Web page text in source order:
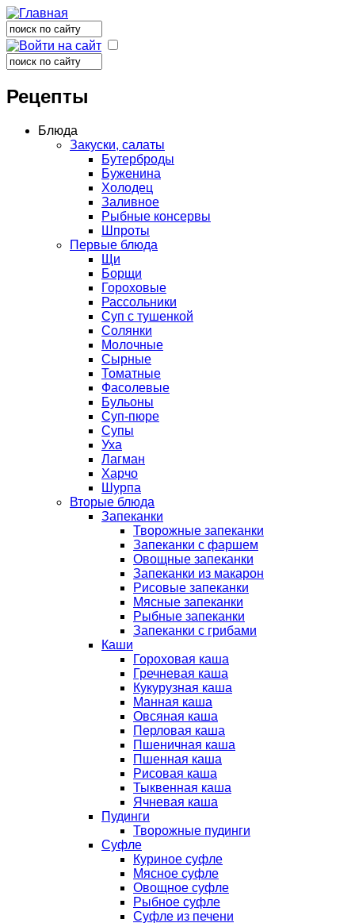
Форма поиска
Поиск
Поиск
Рецепты
Блюда
Закуски, салаты
Бутерброды
Буженина
Холодец
Заливное
Рыбные консервы
Шпроты
Первые блюда
Щи
Борщи
Гороховые
Рассольники
Суп с тушенкой
Солянки
Молочные
Сырные
Томатные
Фасолевые
Бульоны
Суп-пюре
Супы
Уха
Лагман
Харчо
Шурпа
Вторые блюда
Запеканки
Творожные запеканки
Запеканки с фаршем
Овощные запеканки
Запеканки из макарон
Рисовые запеканки
Мясные запеканки
Рыбные запеканки
Запеканки с грибами
Каши
Гороховая каша
Гречневая каша
Кукурузная каша
Манная каша
Овсяная каша
Перловая каша
Пшеничная каша
Пшенная каша
Рисовая каша
Тыквенная каша
Ячневая каша
Пудинги
Творожные пудинги
Суфле
Куриное суфле
Мясное суфле
Овощное суфле
Рыбное суфле
Суфле из печени